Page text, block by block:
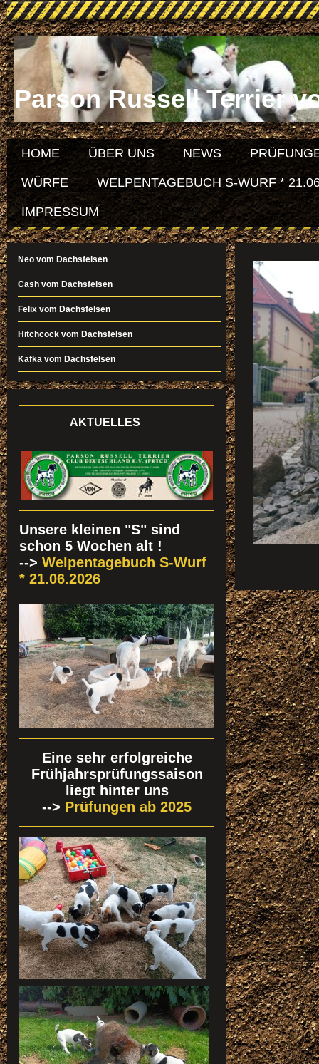
Parson Russell Terrier
HOME ÜBER UNS NEWS
WÜRFE WELPENTAGEBUCH S-WURF *
IMPRESSUM
Neo vom Dachsfelsen
Cash vom Dachsfelsen
Felix vom Dachsfelsen
Hitchcock vom Dachsfelsen
Kafka vom Dachsfelsen
AKTUELLES
Unsere kleinen "S" sind
schon 5 Wochen alt !
--> Welpentagebuch S-Wurf
* 21.06.2026
Eine sehr erfolgreiche
Frühjahrsprüfungssaison
liegt hinter uns
--> Prüfungen ab 2025